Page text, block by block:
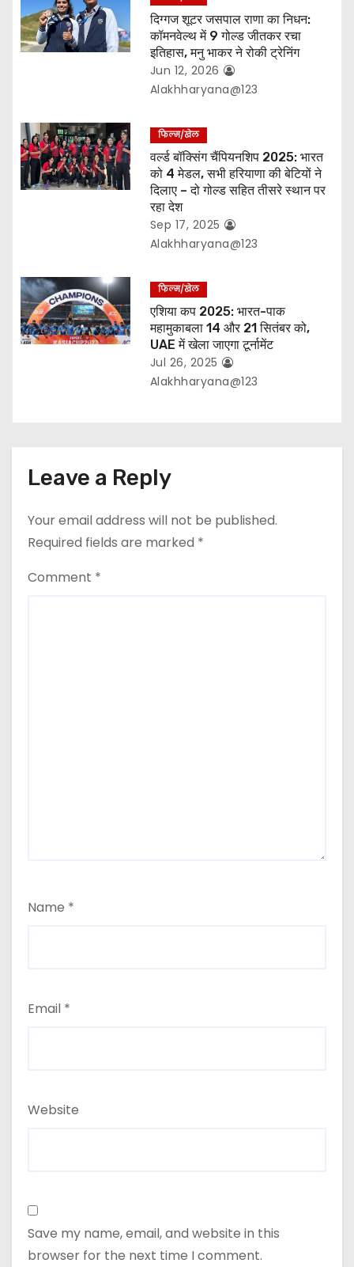
n
दिग्गज शूटर जसपाल राणा का निधन:
कॉमनवेल्थ में 9 गोल्ड जीतकर रचा
इतिहास, मनु भाकर ने रोकी ट्रेनिंग
Jun 12, 2026
Alakhharyana@123
फिल्म/खेल
वर्ल्ड बॉक्सिंग चैंपियनशिप 2025: भारत
को 4 मेडल, सभी हरियाणा की बेटियों ने
दिलाए – दो गोल्ड सहित तीसरे स्थान पर
रहा देश
Sep 17, 2025
Alakhharyana@123
फिल्म/खेल
एशिया कप 2025: भारत-पाक
महामुकाबला 14 और 21 सितंबर को,
UAE में खेला जाएगा टूर्नामेंट
Jul 26, 2025
Alakhharyana@123
Leave a Reply
Your email address will not be published.
Required fields are marked *
Comment *
Name *
Email *
Website
Save my name, email, and website in this
browser for the next time I comment.